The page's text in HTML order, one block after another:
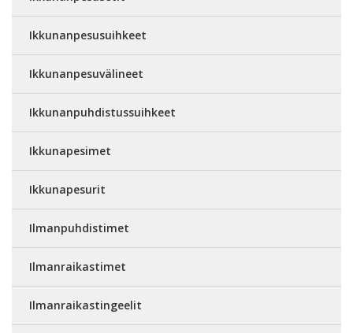
Ikkunanpesusuihkeet
Ikkunanpesuvälineet
Ikkunanpuhdistussuihkeet
Ikkunapesimet
Ikkunapesurit
Ilmanpuhdistimet
Ilmanraikastimet
Ilmanraikastingeelit